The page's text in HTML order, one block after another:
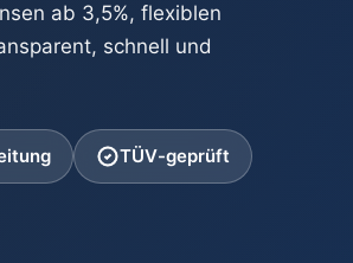
ab 3,5%, flexiblen
schnell und
TÜV-geprüft